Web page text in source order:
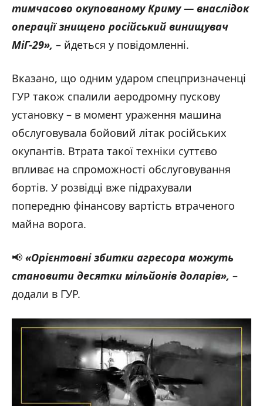
тимчасово окупованому Криму — внаслідок
операції знищено російський винищувач
МіГ-29», – йдеться у повідомленні.
Вказано, що одним ударом спецпризначенці
ГУР також спалили аеродромну пускову
установку – в момент ураження машина
обслуговувала бойовий літак російських
окупантів. Втрата такої техніки суттєво
впливає на спроможності обслуговування
бортів. У розвідці вже підрахували
попередню фінансову вартість втраченого
майна ворога.
📢 «Орієнтовні збитки агресора можуть
становити десятки мільйонів доларів», –
додали в ГУР.